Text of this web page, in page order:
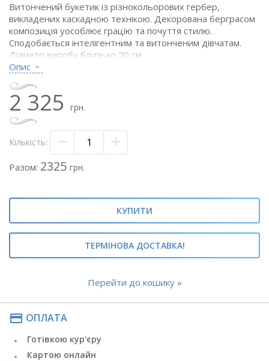
Витончений букетик із різнокольорових гербер,
викладених каскадною технікою. Декорована берграсом
композиція уособлює грацію та почуття стилю.
Сподобається інтелігентним та витонченим дівчатам.
Діаметр виробу близько 20 см.
Склад:
- гербера різнокольорова - 15 шт.
- берграс - 1/8 пач.
- флористичний папір
- атласна стрічка
Теги: #букет гербер#букет з герберами#композиція з
герберами#
Опис
2 325 грн.
Кількість:
Разом: 2325 грн.
КУПИТИ
ТЕРМІНОВА ДОСТАВКА!
Перейти до кошику »
payment ОПЛАТА
Готівкою кур'єру
Картою онлайн